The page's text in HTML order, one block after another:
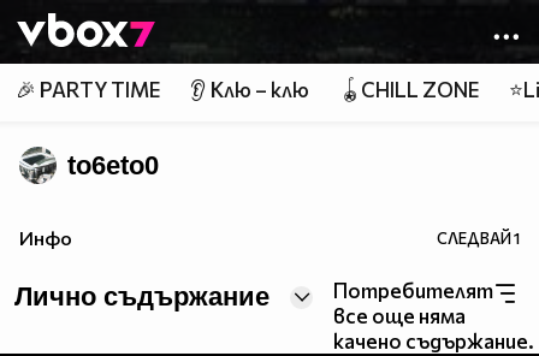
👾
🎉 PARTY TIME 👂 Клю – клю 🪀CHILL ZONE
to6eto0
Инфо СЛЕДВАЙ1
Лично съдържание
Потребителят
все още няма
качено съдържание.